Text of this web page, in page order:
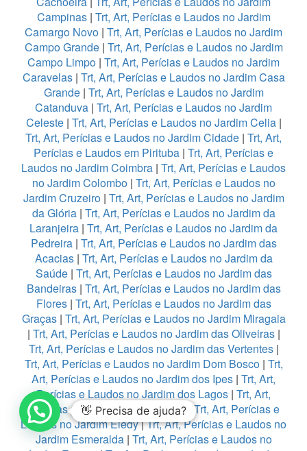
Campinas| Trt, Art, Perícias e Laudos no Jardim
Camargo Novo | Trt, Art, Perícias e Laudos no Jardim
Campo Grande| Trt, Art, Perícias e Laudos no Jardim
Campo Limpo | Trt, Art, Perícias e Laudos no Jardim
Caravelas| Trt, Art, Perícias e Laudos no Jardim Casa
Grande| Trt, Art, Perícias e Laudos no Jardim
Catanduva | Trt, Art, Perícias e Laudos no Jardim
Celeste| Trt, Art, Perícias e Laudos no Jardim Celia|
Trt, Art, Perícias e Laudos no Jardim Cidade | Trt, Art,
Perícias e Laudos em Pirituba | Trt, Art, Perícias e
Laudos no Jardim Coimbra | Trt, Art, Perícias e Laudos
no Jardim Colombo| Trt, Art, Perícias e Laudos no
Jardim Cruzeiro| Trt, Art, Perícias e Laudos no Jardim
da Glória| Trt, Art, Perícias e Laudos no Jardim da
Laranjeira | Trt, Art, Perícias e Laudos no Jardim da
Pedreira| Trt, Art, Perícias e Laudos no Jardim das
Acacias| Trt, Art, Perícias e Laudos no Jardim da
Saúde| Trt, Art, Perícias e Laudos no Jardim das
Bandeiras| Trt, Art, Perícias e Laudos no Jardim das
Flores| Trt, Art, Perícias e Laudos no Jardim das
Graças| Trt, Art, Perícias e Laudos no Jardim Miragaia
| Trt, Art, Perícias e Laudos no Jardim das Oliveiras|
Trt, Art, Perícias e Laudos no Jardim das Vertentes|
Trt, Art, Perícias e Laudos no Jardim Dom Bosco| Trt,
Art, Perícias e Laudos no Jardim dos Ipes | Trt, Art,
Perícias e Laudos no Jardim dos Lagos | Trt, Art,
Perícias e Laudos no Jardim Edi|Trt, Art, Perícias e
Laudos no Jardim Eledy|Trt, Art, Perícias e Laudos no
Jardim Esmeralda| Trt, Art, Perícias e Laudos no
👋 Precisa de ajuda?